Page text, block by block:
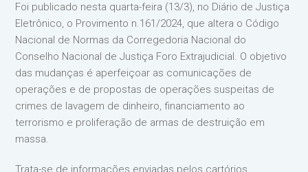
Foi publicado nesta quarta-feira (13/3), no Diário de Justiça
Eletrônico, o Provimento n.161/2024, que altera o Código
Nacional de Normas da Corregedoria Nacional do
Conselho Nacional de Justiça Foro Extrajudicial. O objetivo
das mudanças é aperfeiçoar as comunicações de
operações e de propostas de operações suspeitas de
crimes de lavagem de dinheiro, financiamento ao
terrorismo e proliferação de armas de destruição em
massa.
Trata-se de informações enviadas pelos cartórios